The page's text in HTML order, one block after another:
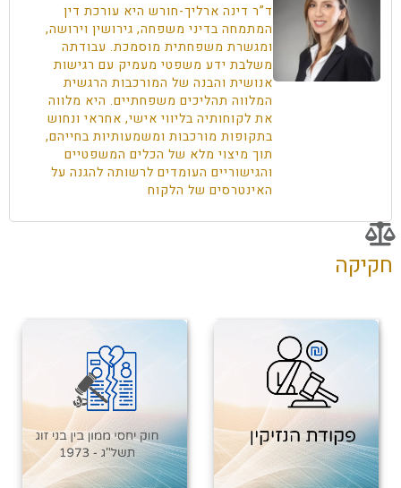
ד”ר דינה ארליך-חורש היא עורכת דין
המתמחה בדיני משפחה, גירושין וירושה,
ומגשרת משפחתית מוסמכת. עבודתה
משלבת ידע משפטי מעמיק עם רגישות
אנושית והבנה של המורכבות הרגשית
המלווה תהליכים משפחתיים. היא מלווה
את לקוחותיה בליווי אישי, אחראי ונחוש
בתקופות מורכבות ומשמעותיות בחייהם,
תוך מיצוי מלא של הכלים המשפטיים
והגישוריים העומדים לרשותה להגנה על
האינטרסים של הלקוח
חקיקה